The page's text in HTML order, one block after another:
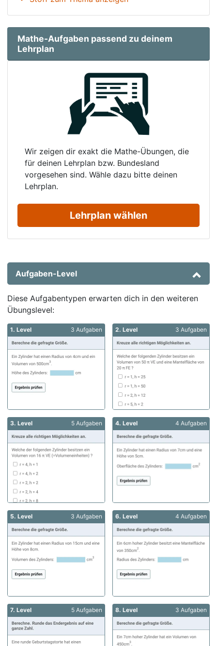
Mathe-Aufgaben passend zu deinem
Lehrplan
Wir zeigen dir exakt die Mathe-Übungen, die
für deinen Lehrplan bzw. Bundesland
vorgesehen sind. Wähle dazu bitte deinen
Lehrplan.
Lehrplan wählen
Aufgaben-Level
Diese Aufgabentypen erwarten dich in den weiteren
Übungslevel:
1. Level 3 Aufgaben 2. Level 3 Aufgaben
3. Level 5 Aufgaben 4. Level 4 Aufgaben
5. Level 3 Aufgaben 6. Level 4 Aufgaben
7. Level 5 Aufgaben 8. Level 3 Aufgaben